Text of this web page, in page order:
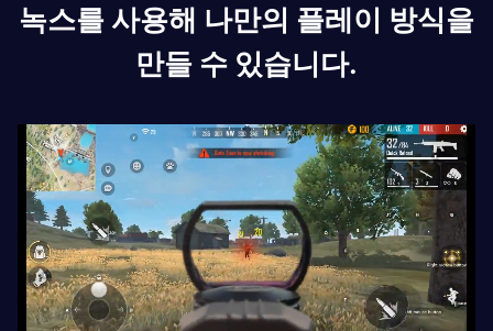
녹스를 사용해 나만의 플레이 방식을
만들 수 있습니다.